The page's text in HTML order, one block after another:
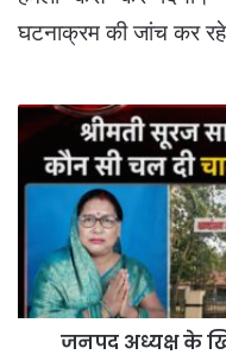
घटनाक्रम की जांच कर
जनपद
अध्यक्ष
खिलाफ
गिरा
जनपद अध्यक्ष के